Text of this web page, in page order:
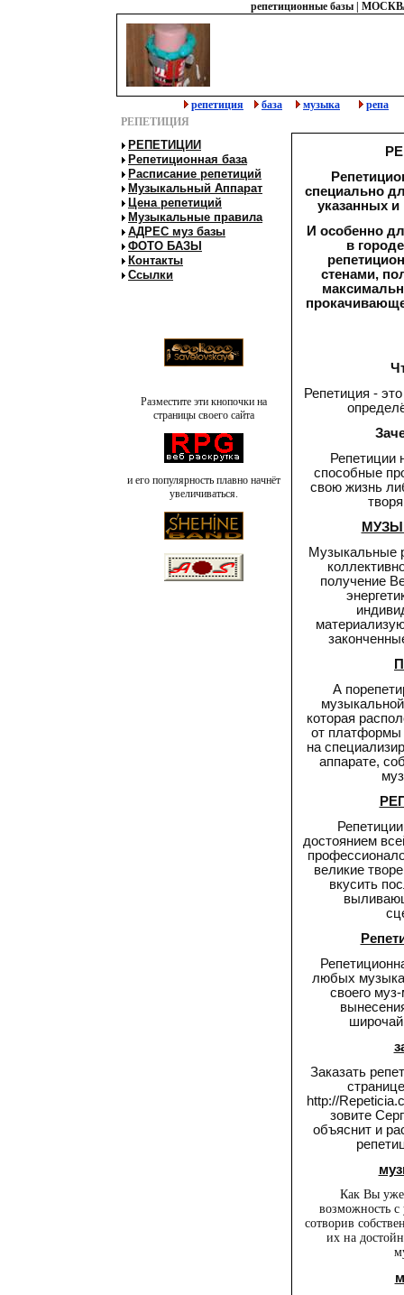
репетиционные базы
репетиция база музыка
репа
РЕПЕТИЦИЯ
РЕПЕТИЦИИ
Репетиционная база
Расписание репетиций
Музыкальный Аппарат
Цена репетиций
Музыкальные правила
АДРЕС муз базы
ФОТО БАЗЫ
Контакты
Ссылки
Разместите эти кнопочки на
страницы своего сайта
и его популярность плавно начнёт
увеличиваться.
специально
указанных и
И особенно
в
стенами,
Репетиция -
Репетиции
способные
свою жизнь
Музыкальные
получение
А
которая
от платформы
на
аппарате,
достоянием
великие
вкусить
любых
своего
Заказать
http://
зовите
объяснит и
Как Вы уже
возможность с
сотворив
их на